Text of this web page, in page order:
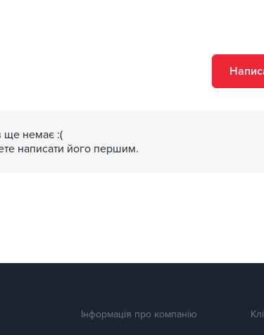
ще немає :(
написати його першим.
Інформація про компанію